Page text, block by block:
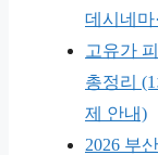
데시네마
고유가
총정리
제 안내)
2026 부